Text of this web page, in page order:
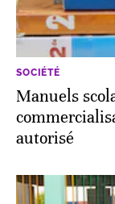
SOCIÉTÉ
Manuels
autorisé